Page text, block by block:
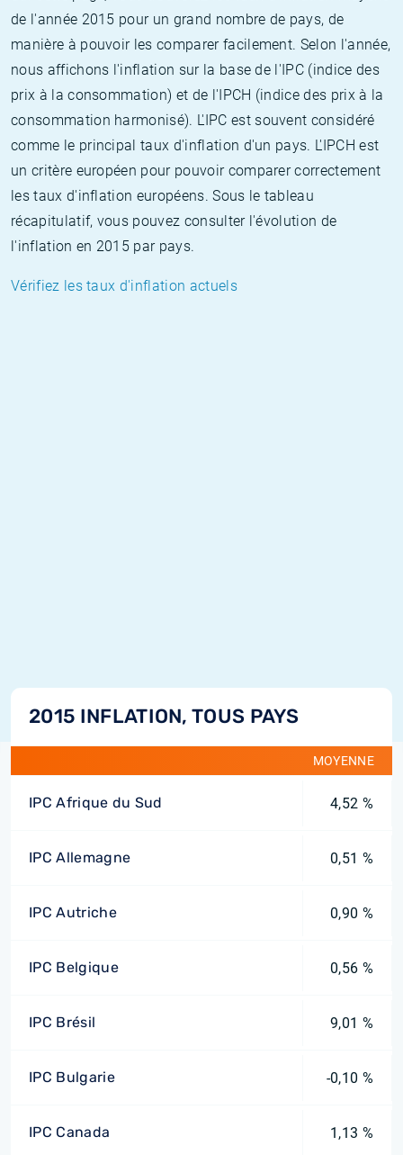
de l'année 2015 pour un grand nombre de pays, de
manière à pouvoir les comparer facilement. Selon l'année,
nous affichons l'inflation sur la base de l'IPC (indice des
prix à la consommation) et de l'IPCH (indice des prix à la
consommation harmonisé). L'IPC est souvent considéré
comme le principal taux d'inflation d'un pays. L'IPCH est
un critère européen pour pouvoir comparer correctement
les taux d'inflation européens. Sous le tableau
récapitulatif, vous pouvez consulter l'évolution de
l'inflation en 2015 par pays.
Vérifiez les taux d'inflation actuels
2015 INFLATION, TOUS PAYS
MOYENNE
IPC Afrique du Sud 4,52 %
IPC Allemagne 0,51 %
IPC Autriche 0,90 %
IPC Belgique 0,56 %
IPC Brésil 9,01 %
IPC Bulgarie -0,10 %
IPC Canada 1,13 %